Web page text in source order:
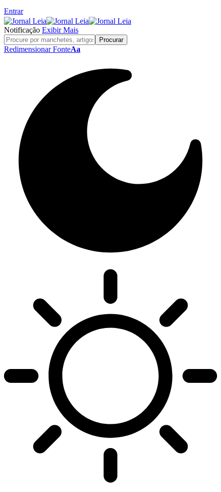
Entrar
Notificação Exibir Mais
Redimensionar FonteAa